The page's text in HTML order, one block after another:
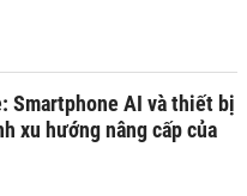
Smartphone AI và thiết bị
xu hướng nâng cấp của